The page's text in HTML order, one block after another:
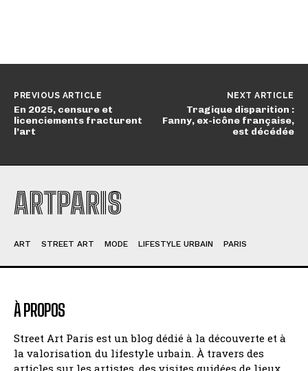
PREVIOUS ARTICLE
En 2025, censure et
licenciements fracturent
l’art
NEXT ARTICLE
Tragique disparition :
Fanny, ex-icône française,
est décédée
ARTPARIS
ART STREET ART MODE LIFESTYLE URBAIN PARIS
À PROPOS
Street Art Paris est un blog dédié à la découverte et à
la valorisation du lifestyle urbain. À travers des
articles sur les artistes, des visites guidées de lieux